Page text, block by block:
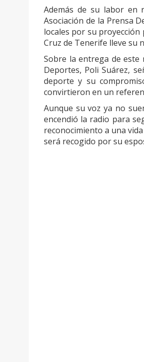
Además de su labor en
Asociación de la Prensa
locales por su proyección
Cruz de Tenerife lleve su
Sobre la entrega de este
Deportes, Poli Suárez,
deporte y su
convirtieron en un
Aunque su voz ya no
encendió la radio para
reconocimiento a una
será recogido por su